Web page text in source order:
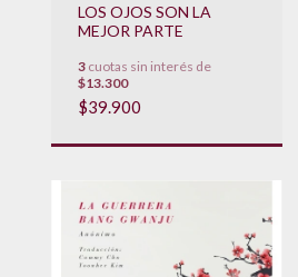
LOS OJOS SON LA
MEJOR PARTE
3 cuotas sin interés de
$13.300
$39.900